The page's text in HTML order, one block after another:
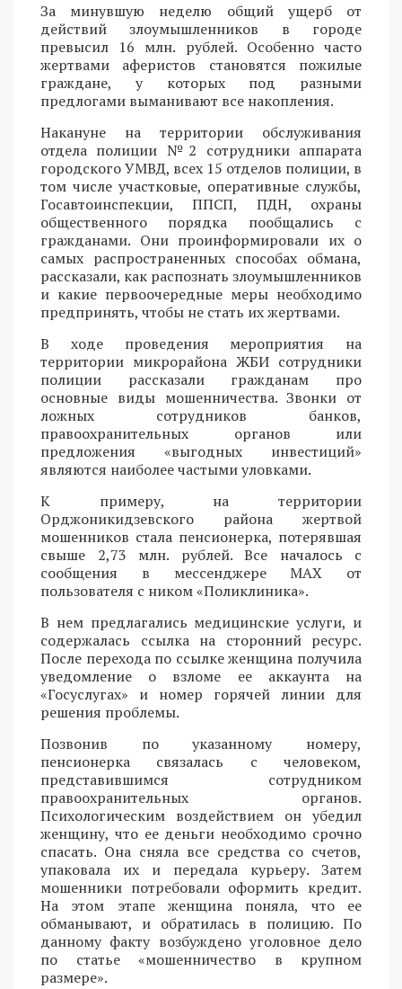
За минувшую неделю общий ущерб от
действий злоумышленников в городе
превысил 16 млн. рублей. Особенно часто
жертвами аферистов становятся пожилые
граждане, у которых под разными
предлогами выманивают все накопления.
Накануне на территории обслуживания
отдела полиции №2 сотрудники аппарата
городского УМВД, всех 15 отделов полиции, в
том числе участковые, оперативные службы,
Госавтоинспекции, ППСП, ПДН, охраны
общественного порядка пообщались с
гражданами. Они проинформировали их о
самых распространенных способах обмана,
рассказали, как распознать злоумышленников
и какие первоочередные меры необходимо
предпринять, чтобы не стать их жертвами.
В ходе проведения мероприятия на
территории микрорайона ЖБИ сотрудники
полиции рассказали гражданам про
основные виды мошенничества. Звонки от
ложных сотрудников банков,
правоохранительных органов или
предложения «выгодных инвестиций»
являются наиболее частыми уловками.
К примеру, на территории
Орджоникидзевского района жертвой
мошенников стала пенсионерка, потерявшая
свыше 2,73 млн. рублей. Все началось с
сообщения в мессенджере MAX от
пользователя с ником «Поликлиника».
В нем предлагались медицинские услуги, и
содержалась ссылка на сторонний ресурс.
После перехода по ссылке женщина получила
уведомление о взломе ее аккаунта на
«Госуслугах» и номер горячей линии для
решения проблемы.
Позвонив по указанному номеру,
пенсионерка связалась с человеком,
представившимся сотрудником
правоохранительных органов.
Психологическим воздействием он убедил
женщину, что ее деньги необходимо срочно
спасать. Она сняла все средства со счетов,
упаковала их и передала курьеру. Затем
мошенники потребовали оформить кредит.
На этом этапе женщина поняла, что ее
обманывают, и обратилась в полицию. По
данному факту возбуждено уголовное дело
по статье «мошенничество в крупном
размере».